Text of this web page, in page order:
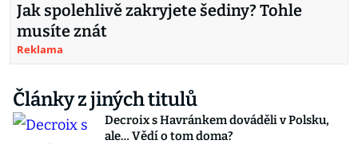
Jak spolehlivě zakryjete šediny? Tohle
musíte znát
Reklama
Články z jiných titulů
Decroix s Havránkem dováděli v Polsku,
ale… Vědí o tom doma?